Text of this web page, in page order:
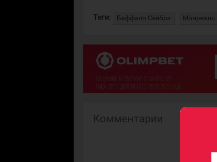
Теги: Баффало Сейбрз Монреаль
Комментарии